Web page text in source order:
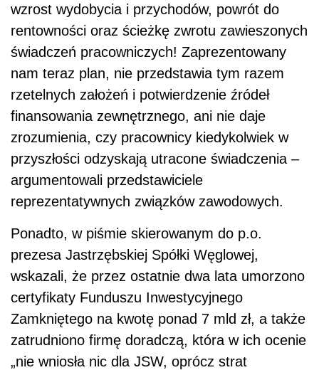
wzrost wydobycia i przychodów, powrót do
rentowności oraz ścieżkę zwrotu zawieszonych
świadczeń pracowniczych! Zaprezentowany
nam teraz plan, nie przedstawia tym razem
rzetelnych założeń i potwierdzenie źródeł
finansowania zewnętrznego, ani nie daje
zrozumienia, czy pracownicy kiedykolwiek w
przyszłości odzyskają utracone świadczenia –
argumentowali przedstawiciele
reprezentatywnych związków zawodowych.
Ponadto, w piśmie skierowanym do p.o.
prezesa Jastrzębskiej Spółki Węglowej,
wskazali, że przez ostatnie dwa lata umorzono
certyfikaty Funduszu Inwestycyjnego
Zamkniętego na kwotę ponad 7 mld zł, a także
zatrudniono firmę doradczą, która w ich ocenie
„nie wniosła nic dla JSW, oprócz strat